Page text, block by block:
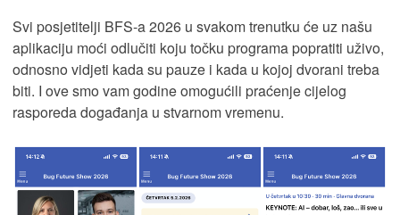
Svi posjetitelji BFS-a 2026 u svakom trenutku će uz našu
aplikaciju moći odlučiti koju točku programa popratiti uživo,
odnosno vidjeti kada su pauze i kada u kojoj dvorani treba
biti. I ove smo vam godine omogućili praćenje cijelog
rasporeda događanja u stvarnom vremenu.